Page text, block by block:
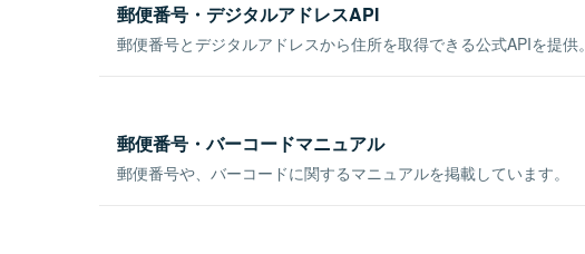
郵便番号・デジタルアドレスAPI
郵便番号とデジタルアドレスから住所を取得できる公式APIを提供。
郵便番号・バーコードマニュアル
郵便番号や、バーコードに関するマニュアルを掲載しています。